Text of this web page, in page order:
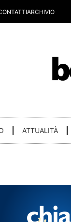
ARCHIVIO
ATTUALITÀ